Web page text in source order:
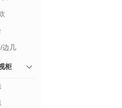
边几
柜